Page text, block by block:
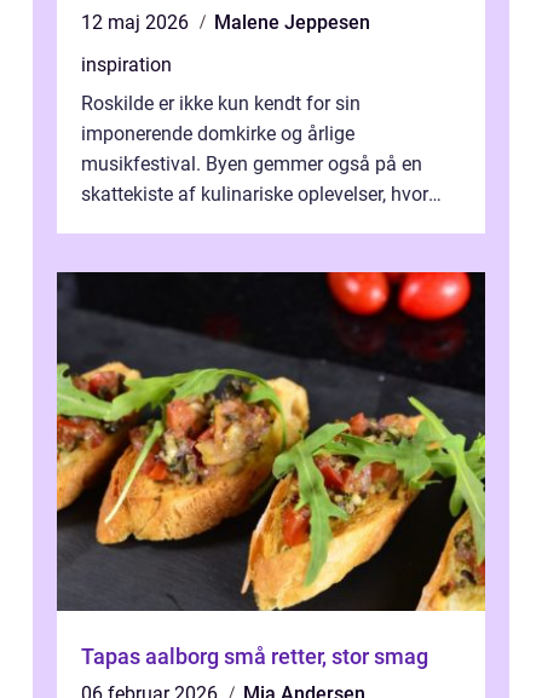
12 maj 2026
Malene Jeppesen
inspiration
Roskilde er ikke kun kendt for sin
imponerende domkirke og årlige
musikfestival. Byen gemmer også på en
skattekiste af kulinariske oplevelser, hvor
Tapas aalborg små retter, stor smag